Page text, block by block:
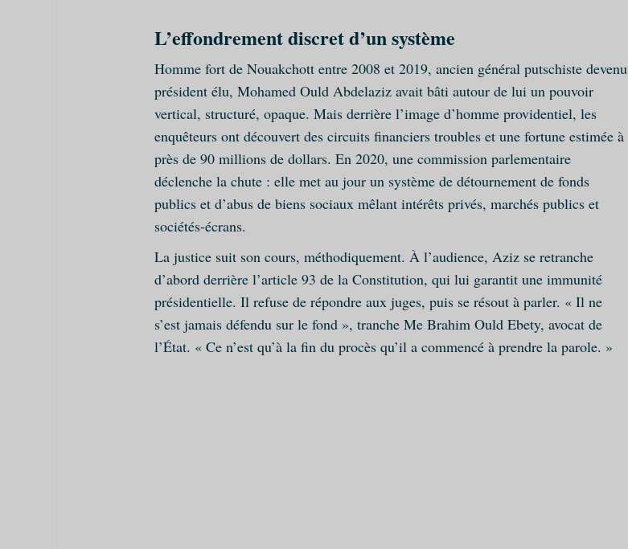
L’effondrement discret d’un système
Homme fort de Nouakchott entre 2008 et 2019, ancien général putschiste devenu
président élu, Mohamed Ould Abdelaziz avait bâti autour de lui un pouvoir
vertical, structuré, opaque. Mais derrière l’image d’homme providentiel, les
enquêteurs ont découvert des circuits financiers troubles et une fortune estimée à
près de 90 millions de dollars. En 2020, une commission parlementaire
déclenche la chute : elle met au jour un système de détournement de fonds
publics et d’abus de biens sociaux mêlant intérêts privés, marchés publics et
sociétés-écrans.
La justice suit son cours, méthodiquement. À l’audience, Aziz se retranche
d’abord derrière l’article 93 de la Constitution, qui lui garantit une immunité
présidentielle. Il refuse de répondre aux juges, puis se résout à parler. « Il ne
s’est jamais défendu sur le fond », tranche Me Brahim Ould Ebety, avocat de
l’État. « Ce n’est qu’à la fin du procès qu’il a commencé à prendre la parole. »